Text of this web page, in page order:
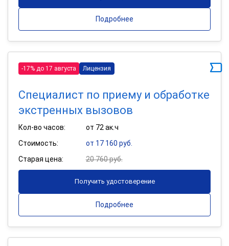
Подробнее
-17% до 17 августа Лицензия
Специалист по приему и обработке
экстренных вызовов
Кол-во часов:
от 72 ак.ч
Стоимость:
от 17 160 руб.
Старая цена:
20 760 руб.
Получить удостоверение
Подробнее